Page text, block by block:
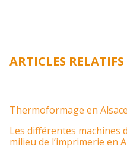
ARTICLES RELATIFS
Thermoformage en
Les différentes machines
milieu de l’imprimerie en